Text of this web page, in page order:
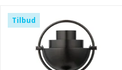
Tilbud